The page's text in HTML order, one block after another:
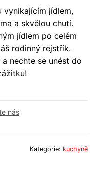
vynikajícím jídlem,
a skvělou chutí.
jídlem po celém
rodinný rejstřík.
nechte se unést do
nás
Kategorie: kuchyně